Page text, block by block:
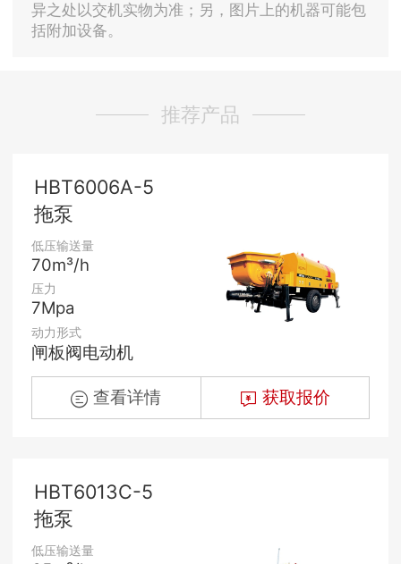
异之处以交机实物为准；另，图片上的机器可能包
括附加设备。
推荐产品
HBT6006A-5
拖泵
低压输送量
70m³/h
压力
7Mpa
动力形式
闸板阀电动机
查看详情 获取报价
HBT6013C-5
拖泵
低压输送量